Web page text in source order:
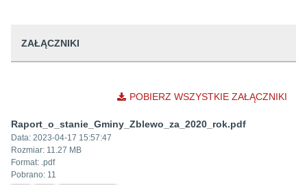
ZAŁĄCZNIKI
POBIERZ WSZYSTKIE ZAŁĄCZNIKI
Raport_o_stanie_Gminy_Zblewo_za_2020_rok.pdf
Data: 2023-04-17 15:57:47
Rozmiar: 11.27 MB
Format: .pdf
Pobrano: 11